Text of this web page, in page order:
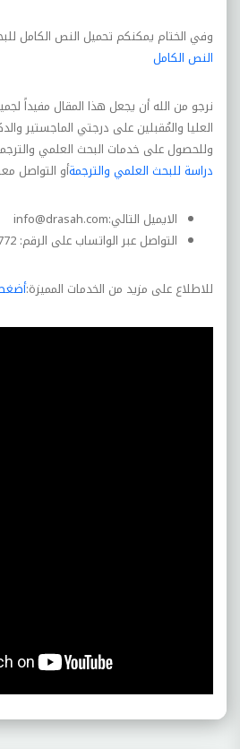
وفي الختام يمكنكم تحميل النص الكامل
النص الكامل
نرجو من الله أن يجعل هذا المقال مفيداً
العليا والمُقبلين على درجتي الماجستير
وللحصول على خدمات البحث العلمي
دراسة للبحث العلمي والترجمةأو التواصل
الايميل التالي:info@drasah.com
التواصل عبر الواتساب على الرقم: 00966560972772
للاطلاع على مزيد من الخدمات المميزة: